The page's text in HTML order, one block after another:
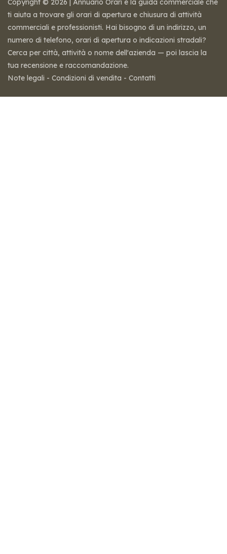
Copyright © 2026 | Annuario Orari è la guida commerciale che
ti aiuta a trovare gli orari di apertura e chiusura di attività
commerciali e professionisti. Hai bisogno di un indirizzo, un
numero di telefono, orari di apertura o indicazioni stradali?
Cerca per città, attività o nome dell'azienda — poi lascia la
tua recensione e raccomandazione.
Note legali - Condizioni di vendita - Contatti